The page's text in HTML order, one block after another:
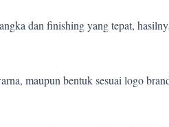
dan finishing yang tepat,
maupun bentuk sesuai logo